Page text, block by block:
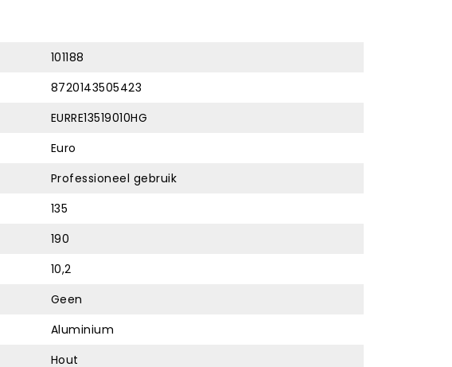
101188
8720143505423
EURRE13519010HG
Euro
Professioneel gebruik
135
190
10,2
Geen
Aluminium
Hout